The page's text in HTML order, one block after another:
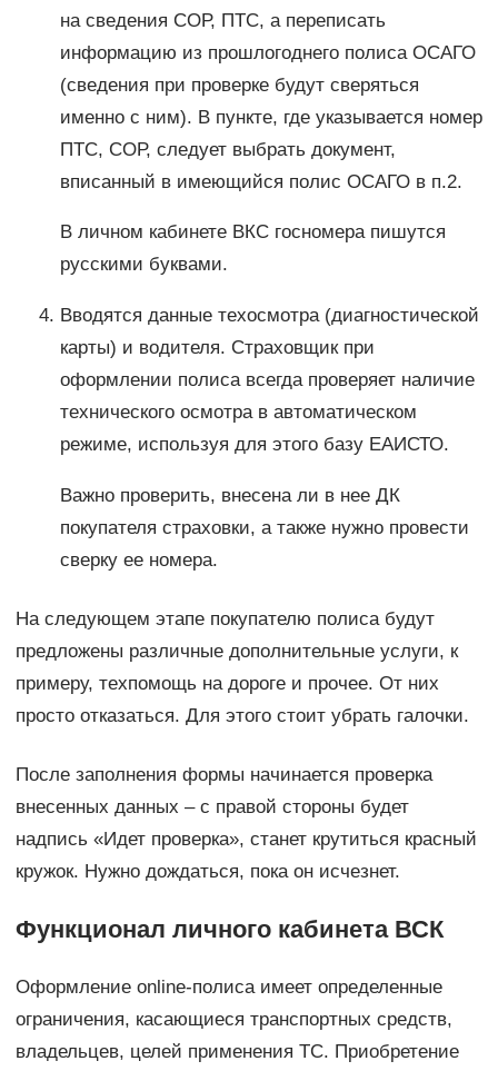
на сведения СОР, ПТС, а переписать
информацию из прошлогоднего полиса ОСАГО
(сведения при проверке будут сверяться
именно с ним). В пункте, где указывается номер
ПТС, СОР, следует выбрать документ,
вписанный в имеющийся полис ОСАГО в п.2.
В личном кабинете ВКС госномера пишутся
русскими буквами.
Вводятся данные техосмотра (диагностической
карты) и водителя. Страховщик при
оформлении полиса всегда проверяет наличие
технического осмотра в автоматическом
режиме, используя для этого базу ЕАИСТО.
Важно проверить, внесена ли в нее ДК
покупателя страховки, а также нужно провести
сверку ее номера.
На следующем этапе покупателю полиса будут
предложены различные дополнительные услуги, к
примеру, техпомощь на дороге и прочее. От них
просто отказаться. Для этого стоит убрать галочки.
После заполнения формы начинается проверка
внесенных данных – с правой стороны будет
надпись «Идет проверка», станет крутиться красный
кружок. Нужно дождаться, пока он исчезнет.
Функционал личного кабинета ВСК
Оформление online-полиса имеет определенные
ограничения, касающиеся транспортных средств,
владельцев, целей применения ТС. Приобретение